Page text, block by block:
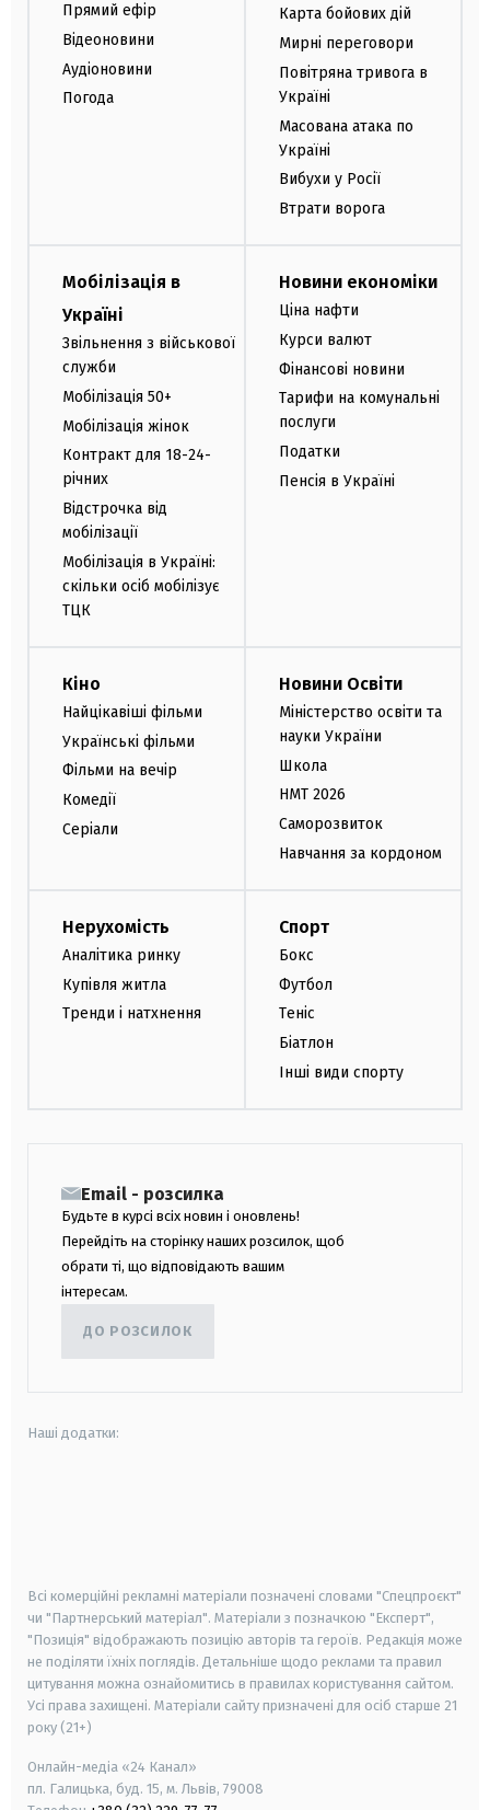
Прямий ефір
Відеоновини
Аудіоновини
Погода
Карта бойових дій
Мирні переговори
Повітряна тривога в
Україні
Масована атака по
Україні
Вибухи у Росії
Втрати ворога
Мобілізація в
Україні
Звільнення з військової
служби
Мобілізація 50+
Мобілізація жінок
Контракт для 18-24-
річних
Відстрочка від
мобілізації
Мобілізація в Україні:
скільки осіб мобілізує
ТЦК
Новини економіки
Ціна нафти
Курси валют
Фінансові новини
Тарифи на комунальні
послуги
Податки
Пенсія в Україні
Кіно
Найцікавіші фільми
Українські фільми
Фільми на вечір
Комедії
Серіали
Новини Освіти
Міністерство освіти та
науки України
Школа
НМТ 2026
Саморозвиток
Навчання за кордоном
Нерухомість
Аналітика ринку
Купівля житла
Тренди і натхнення
Спорт
Бокс
Футбол
Теніс
Біатлон
Інші види спорту
Email - розсилка
Будьте в курсі всіх новин і оновлень!
Перейдіть на сторінку наших розсилок, щоб
обрати ті, що відповідають вашим
інтересам.
ДО РОЗСИЛОК
Наші додатки:
Всі комерційні рекламні матеріали позначені словами "Спецпроєкт"
чи "Партнерський матеріал". Матеріали з позначкою "Експерт",
"Позиція" відображають позицію авторів та героїв. Редакція може
не поділяти їхніх поглядів. Детальніше щодо реклами та правил
цитування можна ознайомитись в правилах користування сайтом.
Усі права захищені. Матеріали сайту призначені для осіб старше 21
року (21+)
Онлайн-медіа «24 Канал»
пл. Галицька, буд. 15, м. Львів, 79008